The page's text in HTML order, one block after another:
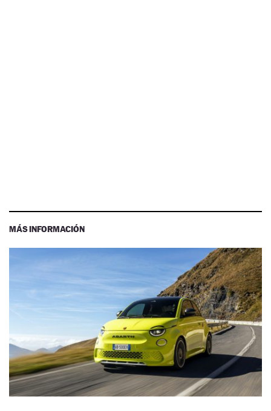
MÁS INFORMACIÓN